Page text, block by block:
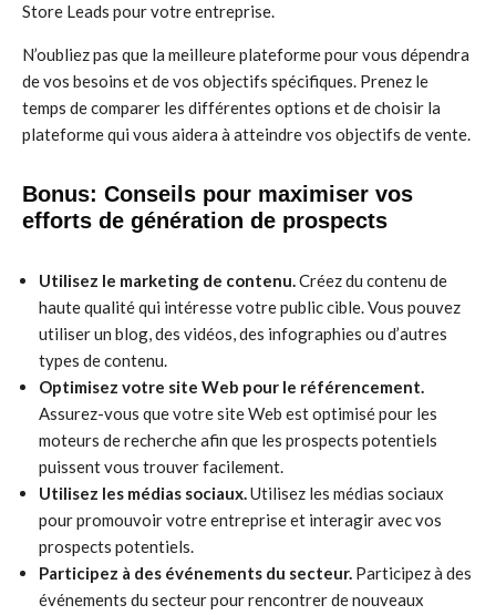
Store Leads pour votre entreprise.
N’oubliez pas que la meilleure plateforme pour vous dépendra
de vos besoins et de vos objectifs spécifiques. Prenez le
temps de comparer les différentes options et de choisir la
plateforme qui vous aidera à atteindre vos objectifs de vente.
Bonus: Conseils pour maximiser vos
efforts de génération de prospects
Utilisez le marketing de contenu.Créez du contenu de
haute qualité qui intéresse votre public cible. Vous pouvez
utiliser un blog, des vidéos, des infographies ou d’autres
types de contenu.
Optimisez votre site Web pour le référencement.
Assurez-vous que votre site Web est optimisé pour les
moteurs de recherche afin que les prospects potentiels
puissent vous trouver facilement.
Utilisez les médias sociaux.Utilisez les médias sociaux
pour promouvoir votre entreprise et interagir avec vos
prospects potentiels.
Participez à des événements du secteur. Participez à des
événements du secteur pour rencontrer de nouveaux